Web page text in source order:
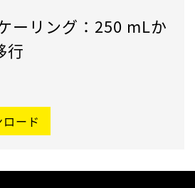
ーリング：250 mLか
行
ード